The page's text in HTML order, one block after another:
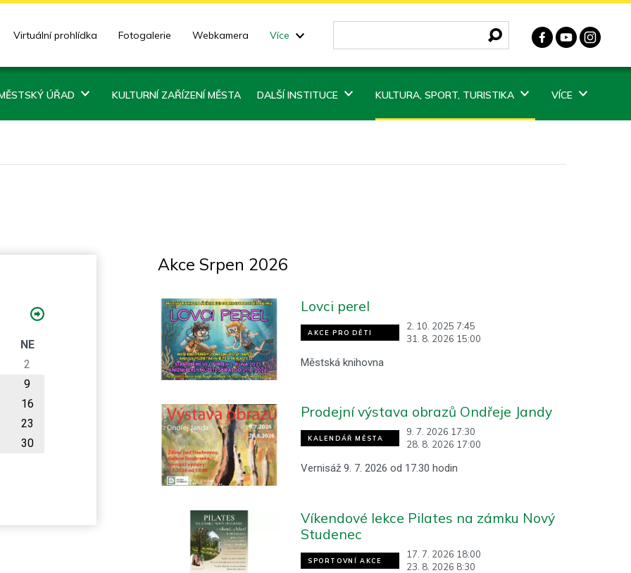
Virtuální prohlídka Fotogalerie Webkamera Více
ÚŘAD KULTURNÍ ZAŘÍZENÍ MĚSTA DALŠÍ INSTITUCE KULTURA, SPORT, TURISTIKA VÍCE
NE
2
9
16
23
30
Akce Srpen 2026
AKCE PRO DĚTI
2. 10. 2025 7:45
31. 8. 2026 15:00
Lovci perel
Městská knihovna
KALENDÁŘ MĚSTA
9. 7. 2026 17:30
28. 8. 2026 17:00
Prodejní výstava obrazů Ondřeje Jandy
Vernisáž 9. 7. 2026 od 17.30 hodin
SPORTOVNÍ AKCE
17. 7. 2026 18:00
23. 8. 2026 8:30
Víkendové lekce Pilates na zámku Nový
Studenec